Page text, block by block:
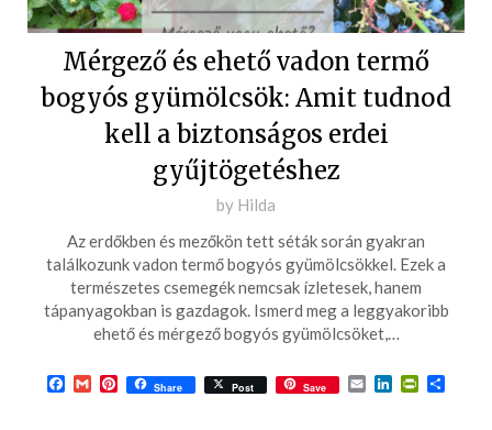
Mérgező és ehető vadon termő
bogyós gyümölcsök: Amit tudnod
kell a biztonságos erdei
gyűjtögetéshez
Posted
on
2024-
08-
30
by Hilda
Az erdőkben és mezőkön tett séták során gyakran
találkozunk vadon termő bogyós gyümölcsökkel. Ezek a
természetes csemegék nemcsak ízletesek, hanem
tápanyagokban is gazdagok. Ismerd meg a leggyakoribb
ehető és mérgező bogyós gyümölcsöket,…
Facebook
GmailPinterest
Share Post Save EmailLinkedIn